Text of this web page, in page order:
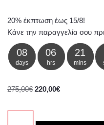
20% έκπτωση έως 15/8!
Κάνε την παραγγελία σου
08
days
06
hrs
21
mins
275,00€ 220,00€